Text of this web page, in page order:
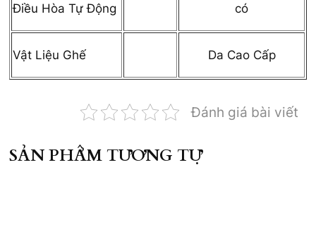
Điều Hòa Tự Động có
Vật Liệu Ghế Da Cao Cấp
Đánh giá bài viết
SẢN PHẨM TƯƠNG TỰ